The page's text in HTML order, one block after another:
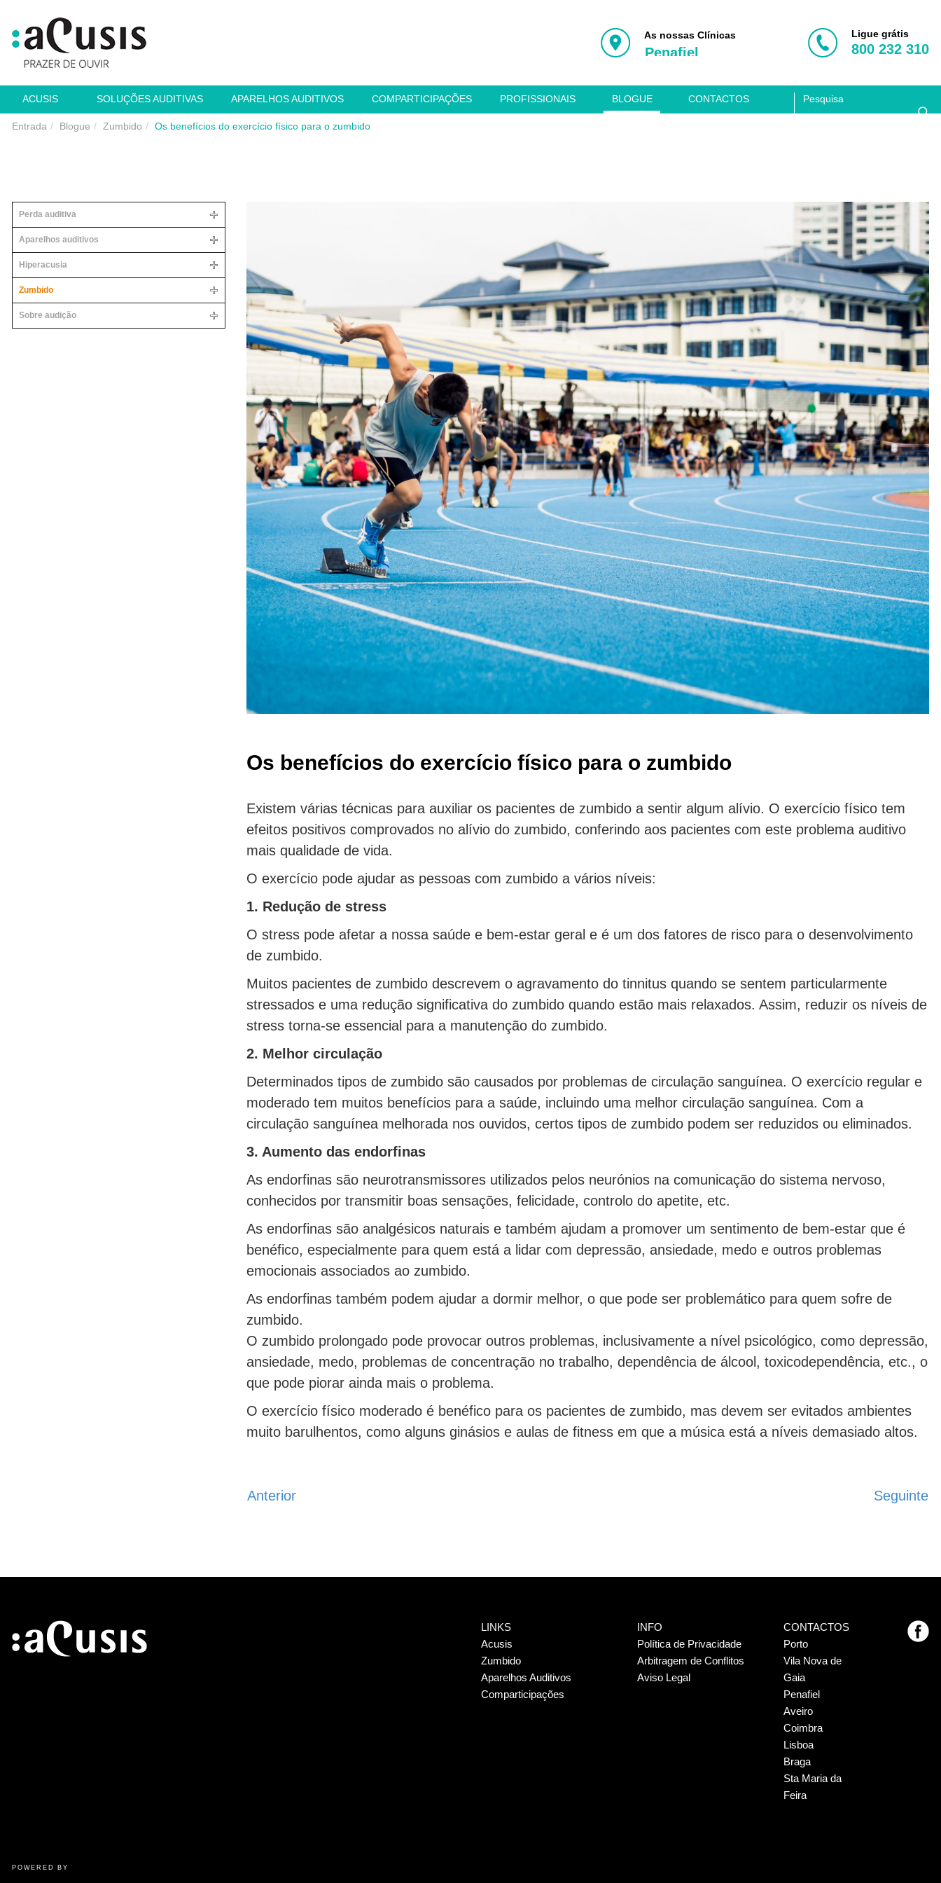
As nossas Clínicas
Vila Nova de Gaia
Penafiel
Coimbra
Lisboa
Ligue grátis
800 232 310
ACUSIS SOLUÇÕES AUDITIVAS APARELHOS AUDITIVOS COMPARTICIPAÇÕES PROFISSIONAIS BLOGUE CONTACTOS
Entrada Blogue Zumbido Os benefícios do exercício físico para o zumbido
Perda auditiva
Aparelhos auditivos
Hiperacusia
Zumbido
Sobre audição
Os benefícios do exercício físico para o zumbido
Existem várias técnicas para auxiliar os pacientes de zumbido a sentir algum alívio. O exercício físico tem
efeitos positivos comprovados no alívio do zumbido, conferindo aos pacientes com este problema auditivo
mais qualidade de vida.
O exercício pode ajudar as pessoas com zumbido a vários níveis:
1. Redução de stress
O stress pode afetar a nossa saúde e bem-estar geral e é um dos fatores de risco para o desenvolvimento
de zumbido.
Muitos pacientes de zumbido descrevem o agravamento do tinnitus quando se sentem particularmente
stressados e uma redução significativa do zumbido quando estão mais relaxados. ​​Assim, reduzir os níveis de
stress torna-se essencial para a manutenção do zumbido.
2. Melhor circulação
Determinados tipos de zumbido são causados ​​por problemas de circulação sanguínea. O exercício regular e
moderado tem muitos benefícios para a saúde, incluindo uma melhor circulação sanguínea. Com a
circulação sanguínea melhorada nos ouvidos, certos tipos de zumbido podem ser reduzidos ou eliminados.
3. Aumento das endorfinas
As endorfinas são neurotransmissores utilizados pelos neurónios na comunicação do sistema nervoso,
conhecidos por transmitir boas sensações, felicidade, controlo do apetite, etc.
As endorfinas são analgésicos naturais e também ajudam a promover um sentimento de bem-estar que é
benéfico, especialmente para quem está a lidar com depressão, ansiedade, medo e outros problemas
emocionais associados ao zumbido.
As endorfinas também podem ajudar a dormir melhor, o que pode ser problemático para quem sofre de
zumbido.
O zumbido prolongado pode provocar outros problemas, inclusivamente a nível psicológico, como depressão,
ansiedade, medo, problemas de concentração no trabalho, dependência de álcool, toxicodependência, etc., o
que pode piorar ainda mais o problema.
O exercício físico moderado é benéfico para os pacientes de zumbido, mas devem ser evitados ambientes
muito barulhentos, como alguns ginásios e aulas de fitness em que a música está a níveis demasiado altos.
Anterior Seguinte
LINKS
Acusis
Zumbido
Aparelhos Auditivos
Comparticipações
INFO
Política de Privacidade
Arbitragem de Conflitos
Aviso Legal
CONTACTOS
Porto
Vila Nova de
Gaia
Penafiel
Aveiro
Coimbra
Lisboa
Braga
Sta Maria da
Feira
POWERED BY